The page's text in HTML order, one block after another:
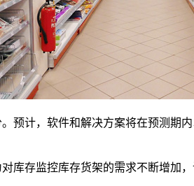
预计，软件和解决方案将在预测期
库存监控库存货架的需求不断增加